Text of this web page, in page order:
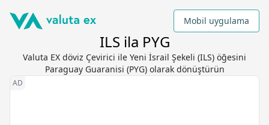
Mobil uygulama
ILS ila PYG
Valuta EX döviz Çevirici ile Yeni İsrail Şekeli (ILS) öğesini
Paraguay Guaranisi (PYG) olarak dönüştürün